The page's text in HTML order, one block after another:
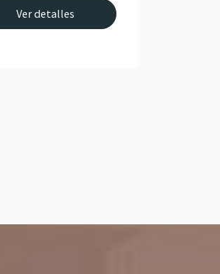
Ver detalles